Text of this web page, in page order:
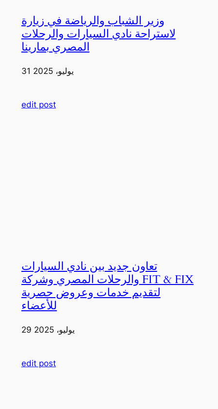
وزير الشباب والرياضة في زيارة
لاستراحة نادي السيارات والرحلات
المصري بمارينا
31 يوليو، 2025
edit post
تعاون جديد بين نادي السيارات
والرحلات المصري وشركة FIT & FIX
لتقديم خدمات وعروض حصرية
للأعضاء
29 يوليو، 2025
edit post